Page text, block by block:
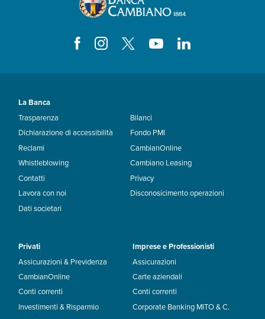
La Banca
Trasparenza
Dichiarazione di accessibilità
Reclami
Whistleblowing
Contatti
Lavora con noi
Dati societari
Bilanci
Fondo PMI
CambianOnline
Cambiano Leasing
Privacy
Disconosicimento operazioni
Privati
Assicurazioni & Previdenza
CambianOnline
Conti correnti
Investimenti & Risparmio
Imprese e Professionisti
Assicurazioni
Carte aziendali
Conti correnti
Corporate Banking MITO & C.